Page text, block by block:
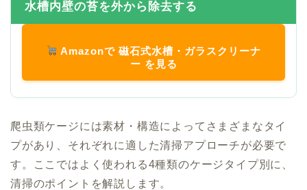
水槽内壁の苔を外から除去する
Amazonで 磁石式水槽・ガラスクリーナ
ー を見る
爬虫類ケージには素材・構造によってさまざまなタイ
プがあり、それぞれに適した清掃アプローチが必要で
す。ここではよく使われる4種類のケージタイプ別に、
清掃のポイントを解説します。